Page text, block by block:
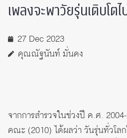
เพลงจะพาวัยรุ่นเติบโตไ
27 Dec 2023
คุณณัฐนันท์ มั่นคง
จากการสำรวจในช่วงปี ค.ศ.
คณะ (2010) ได้ผลว่า วันรุ่นทั่วโลก